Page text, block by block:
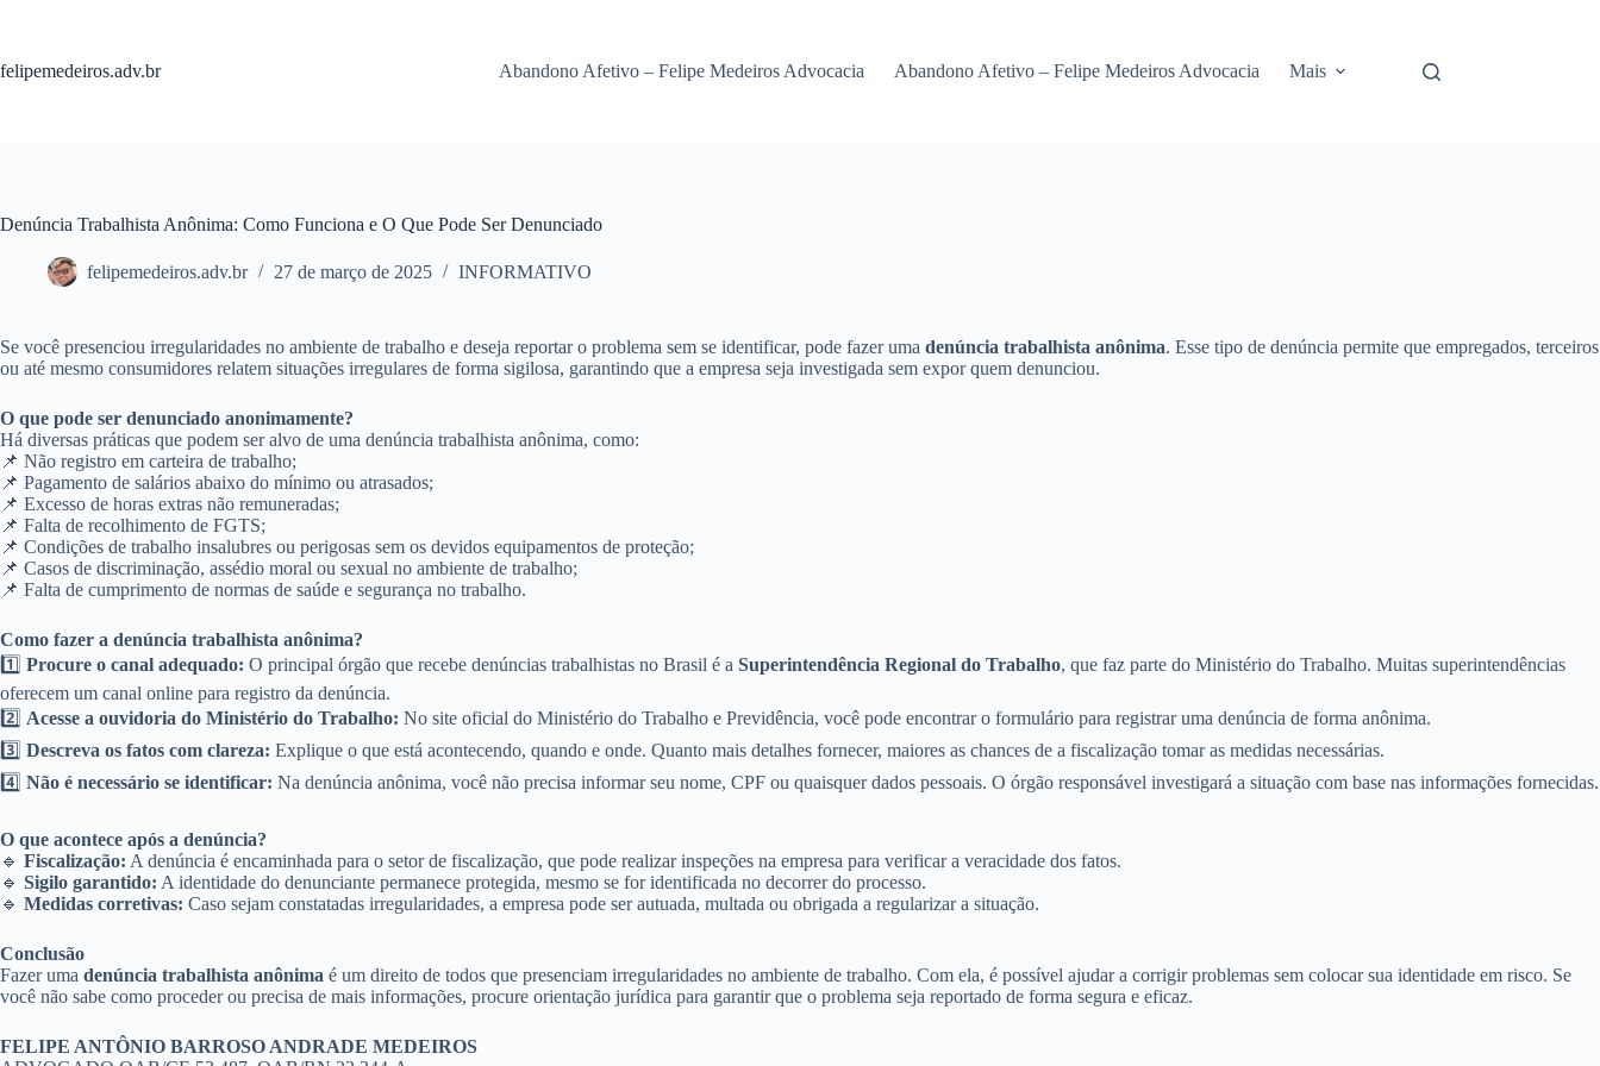
conteúdo
felipemedeiros.adv.br Abandono Afetivo – Felipe Medeiros Advocacia Abandono Afetivo – Felipe Medeiros Advocacia Mais
Denúncia Trabalhista Anônima: Como Funciona e O Que Pode Ser Denunciado
felipemedeiros.adv.br 27 de março de 2025 INFORMATIVO
Se você presenciou irregularidades no ambiente de trabalho e deseja reportar o problema sem se identificar, pode fazer uma denúncia trabalhista anônima. Esse tipo de denúncia permite que empregados, terceiros
ou até mesmo consumidores relatem situações irregulares de forma sigilosa, garantindo que a empresa seja investigada sem expor quem denunciou.
O que pode ser denunciado anonimamente?
Há diversas práticas que podem ser alvo de uma denúncia trabalhista anônima, como:
📌 Não registro em carteira de trabalho;
📌 Pagamento de salários abaixo do mínimo ou atrasados;
📌 Excesso de horas extras não remuneradas;
📌 Falta de recolhimento de FGTS;
📌 Condições de trabalho insalubres ou perigosas sem os devidos equipamentos de proteção;
📌 Casos de discriminação, assédio moral ou sexual no ambiente de trabalho;
📌 Falta de cumprimento de normas de saúde e segurança no trabalho.
Como fazer a denúncia trabalhista anônima?
1️⃣ Procure o canal adequado: O principal órgão que recebe denúncias trabalhistas no Brasil é a Superintendência Regional do Trabalho, que faz parte do Ministério do Trabalho. Muitas superintendências
oferecem um canal online para registro da denúncia.
2️⃣ Acesse a ouvidoria do Ministério do Trabalho: No site oficial do Ministério do Trabalho e Previdência, você pode encontrar o formulário para registrar uma denúncia de forma anônima.
3️⃣ Descreva os fatos com clareza: Explique o que está acontecendo, quando e onde. Quanto mais detalhes fornecer, maiores as chances de a fiscalização tomar as medidas necessárias.
4️⃣ Não é necessário se identificar: Na denúncia anônima, você não precisa informar seu nome, CPF ou quaisquer dados pessoais. O órgão responsável investigará a situação com base nas informações fornecidas.
O que acontece após a denúncia?
🔹 Fiscalização: A denúncia é encaminhada para o setor de fiscalização, que pode realizar inspeções na empresa para verificar a veracidade dos fatos.
🔹 Sigilo garantido: A identidade do denunciante permanece protegida, mesmo se for identificada no decorrer do processo.
🔹 Medidas corretivas: Caso sejam constatadas irregularidades, a empresa pode ser autuada, multada ou obrigada a regularizar a situação.
Conclusão
Fazer uma denúncia trabalhista anônima é um direito de todos que presenciam irregularidades no ambiente de trabalho. Com ela, é possível ajudar a corrigir problemas sem colocar sua identidade em risco. Se
você não sabe como proceder ou precisa de mais informações, procure orientação jurídica para garantir que o problema seja reportado de forma segura e eficaz.
FELIPE ANTÔNIO BARROSO ANDRADE MEDEIROS